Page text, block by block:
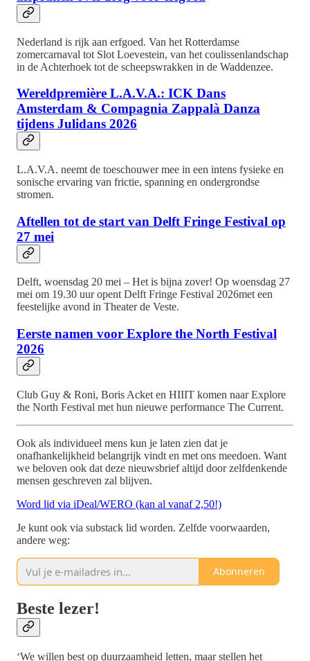
Nederland is rijk aan erfgoed. Van het Rotterdamse
zomercarnaval tot Slot Loevestein, van het coulissenlandschap
in de Achterhoek tot de scheepswrakken in de Waddenzee.
Wereldpremière L.A.V.A.: ICK Dans
Amsterdam & Compagnia Zappalà Danza
tijdens Julidans 2026
L.A.V.A. neemt de toeschouwer mee in een intens fysieke en
sonische ervaring van frictie, spanning en ondergrondse
stromen.
Aftellen tot de start van Delft Fringe Festival op
27 mei
Delft, woensdag 20 mei – Het is bijna zover! Op woensdag 27
mei om 19.30 uur opent Delft Fringe Festival 2026met een
feestelijke avond in Theater de Veste.
Eerste namen voor Explore the North Festival
2026
Club Guy & Roni, Boris Acket en HIIIT komen naar Explore
the North Festival met hun nieuwe performance The Current.
Ook als individueel mens kun je laten zien dat je
onafhankelijkheid belangrijk vindt en met ons meedoen. Want
we beloven ook dat deze nieuwsbrief altijd door zelfdenkende
mensen geschreven zal blijven.
Word lid via iDeal/WERO (kan al vanaf 2,50!)
Je kunt ook via substack lid worden. Zelfde voorwaarden,
andere weg:
Abonneren
Beste lezer!
‘We willen best op duurzaamheid letten, maar stellen het